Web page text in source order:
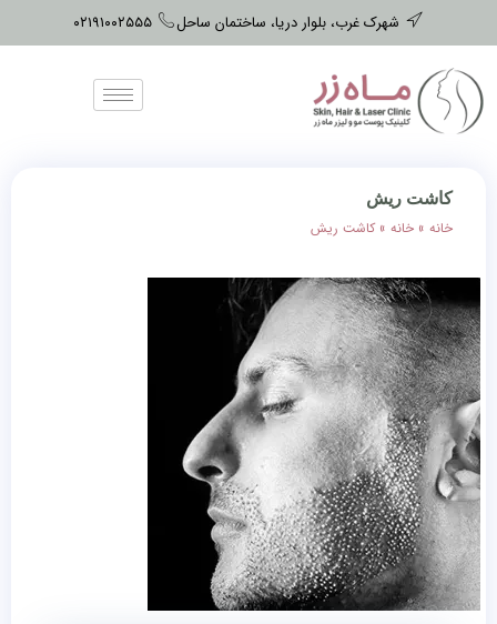
شهرک غرب، بلوار دریا، ساختمان ساحل ۰۲۱۹۱۰۰۲۵۵۵
کاشت ریش
خانه » خانه »کاشت ریش